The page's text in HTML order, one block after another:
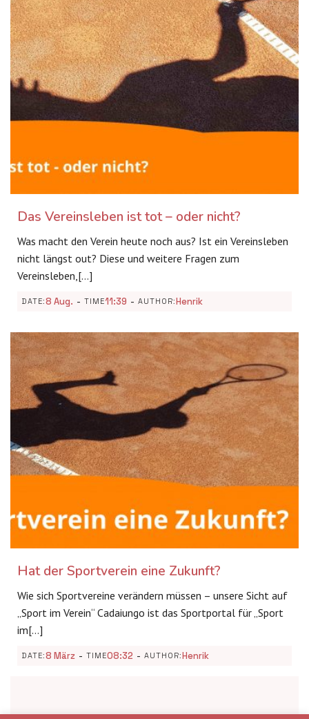
Das Vereinsleben ist tot – oder nicht?
Was macht den Verein heute noch aus? Ist ein Vereinsleben
nicht längst out? Diese und weitere Fragen zum
Vereinsleben,[…]
DATE:8 Aug. - TIME11:39 - AUTHOR:Henrik
Hat der Sportverein eine Zukunft?
Wie sich Sportvereine verändern müssen – unsere Sicht auf
„Sport im Verein“ Cadaiungo ist das Sportportal für „Sport
im[…]
DATE:8 März - TIME08:32 - AUTHOR:Henrik